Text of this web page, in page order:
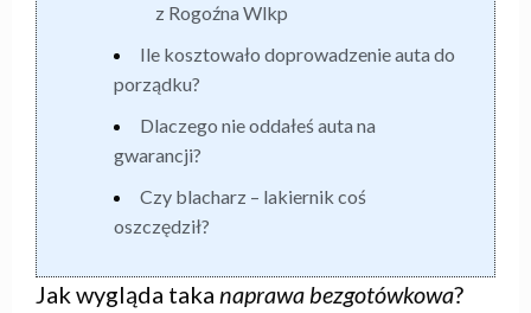
z Rogoźna Wlkp
Ile kosztowało doprowadzenie auta do
porządku?
Dlaczego nie oddałeś auta na
gwarancji?
Czy blacharz – lakiernik coś
oszczędził?
Jak wygląda taka naprawa bezgotówkowa?